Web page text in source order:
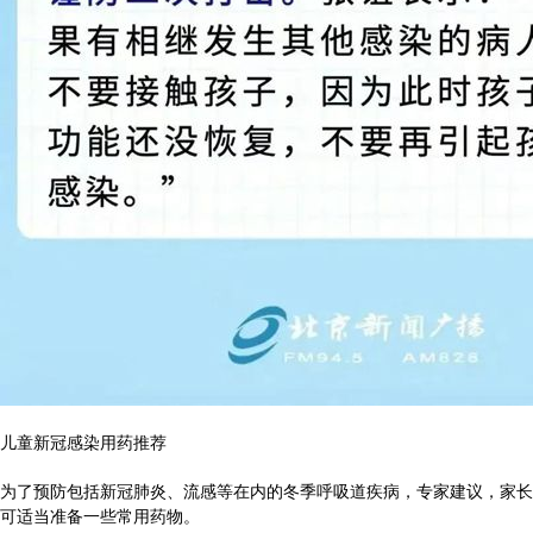
儿童新冠感染用药推荐
为了预防包括新冠肺炎、流感等在内的冬季呼吸道疾病，专家建议，家长
可适当准备一些常用药物。